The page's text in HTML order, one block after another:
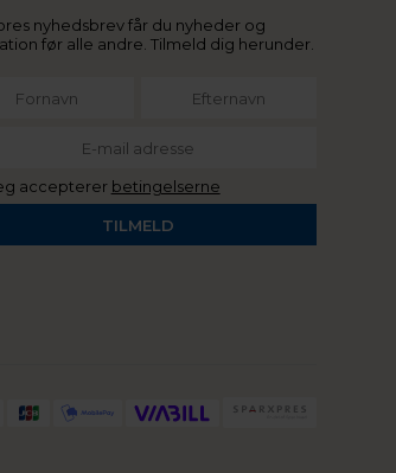
nyhedsbrev får du nyheder og
før alle andre. Tilmeld dig herunder.
accepterer betingelserne